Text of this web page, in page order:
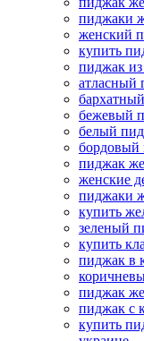
пиджаки
женский
купить
пиджак
атласный
бежевый
белый
бордовый
пиджак
женские
пиджаки
купить
зеленый
купить
пиджак в
пиджак
пиджак с
купить